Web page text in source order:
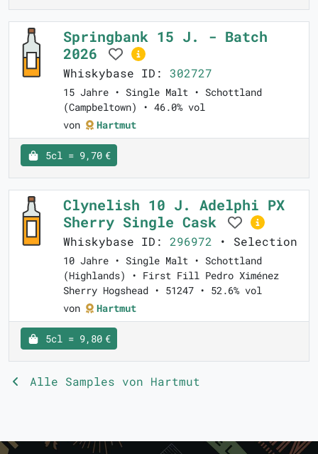
Springbank 15 J. - Batch
2026
Whiskybase ID: 302727
15 Jahre • Single Malt • Schottland
(Campbeltown) • 46.0% vol
von
Hartmut
5cl = 9,70 €
Clynelish 10 J. Adelphi PX
Sherry Single Cask
Whiskybase ID: 296972 • Selection
10 Jahre • Single Malt • Schottland
(Highlands) • First Fill Pedro Ximénez
Sherry Hogshead • 51247 • 52.6% vol
von
Hartmut
5cl = 9,80 €
Alle Samples von Hartmut